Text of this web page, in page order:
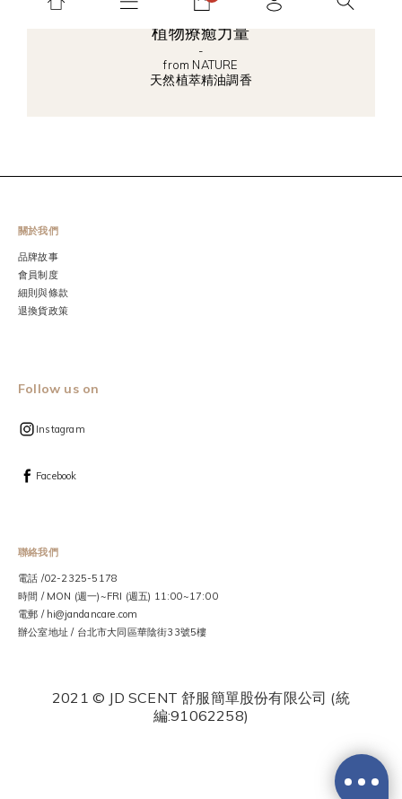
植物療癒力量
-
from NATURE
天然植萃精油調香
關於我們
品牌故事
會員制度
細則與條款
退換貨政策
Follow us on
Instagram
Facebook
聯絡我們
電話 /02-2325-5178
時間 / MON (週一)~FRI (週五) 11:00~17:00
電郵 / hi@jandancare.com
辦公室地址 / 台北市大同區華陰街33號5樓
2021 © JD SCENT 舒服簡單股份有限公司 (統
編:91062258)